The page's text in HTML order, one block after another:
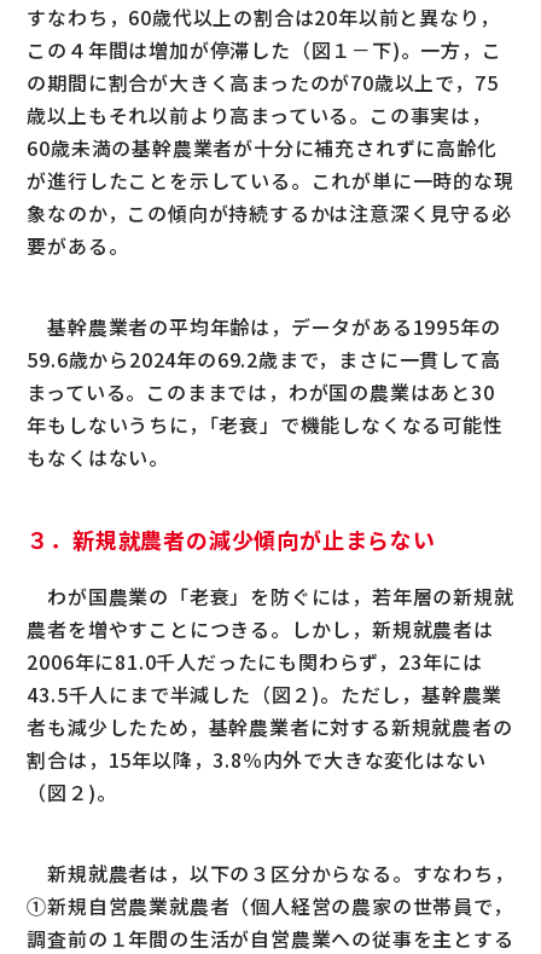
すなわち，60歳代以上の割合は20年以前と異なり，
この４年間は増加が停滞した（図１－下)。一方，こ
の期間に割合が大きく高まったのが70歳以上で，75
歳以上もそれ以前より高まっている。この事実は，
60歳未満の基幹農業者が十分に補充されずに高齢化
が進行したことを示している。これが単に一時的な現
象なのか，この傾向が持続するかは注意深く見守る必
要がある。
基幹農業者の平均年齢は，データがある1995年の
59.6歳から2024年の69.2歳まで，まさに一貫して高
まっている。このままでは，わが国の農業はあと30
年もしないうちに，｢老衰」で機能しなくなる可能性
もなくはない。
３．新規就農者の減少傾向が止まらない
わが国農業の「老衰」を防ぐには，若年層の新規就
農者を増やすことにつきる。しかし，新規就農者は
2006年に81.0千人だったにも関わらず，23年には
43.5千人にまで半減した（図２)。ただし，基幹農業
者も減少したため，基幹農業者に対する新規就農者の
割合は，15年以降，3.8％内外で大きな変化はない
（図２)。
新規就農者は，以下の３区分からなる。すなわち，
①新規自営農業就農者（個人経営の農家の世帯員で，
調査前の１年間の生活が自営農業への従事を主とする